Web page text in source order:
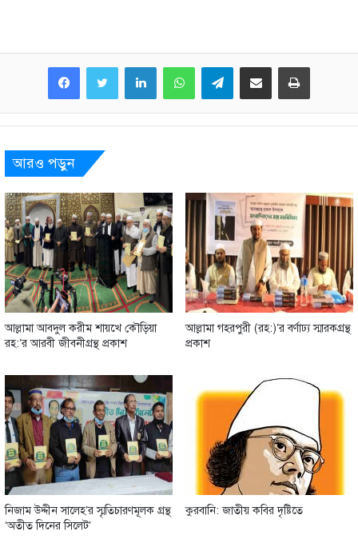
LinkedInWhatsAppTelegramShare via Email Print
আরও পড়ুন
আল্লামা আবদুল করীম শায়খে কৌড়িয়া
রহ:’র আরবী জীবনীগ্রন্থ প্রকাশ
আল্লামা গহরপুরী (রহ:)’র বর্ণাঢ্য স্মারকগ্রন্থ
প্রকাশ
নিজাম উদ্দীন সালেহ’র স্মৃতিচারণমূলক গ্রন্থ
‘অতীত দিনের সিলেট’
কুরবানি: জাতীয় কবির দৃষ্টিতে